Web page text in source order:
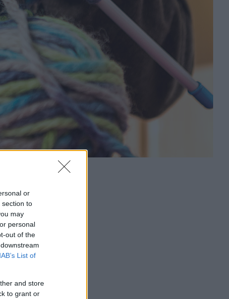
or
section to
may
personal
out of the
IAB’s List of
and store
to grant or